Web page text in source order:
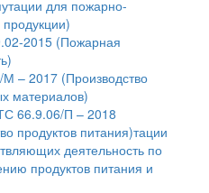
для пожарно-
продукции)
2015 (Пожарная
– 2017 (Производство
материалов)
66.9.06/П – 2018
продуктов питания)тации
деятельность по
продуктов питания и